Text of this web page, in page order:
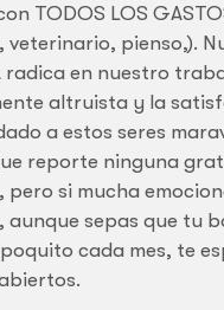
TODOS LOS
veterinario, pienso,).
radica en nuestro
altruista y la
a estos seres
reporte ninguna
pero si mucha
aunque sepas que tu
cada mes, te